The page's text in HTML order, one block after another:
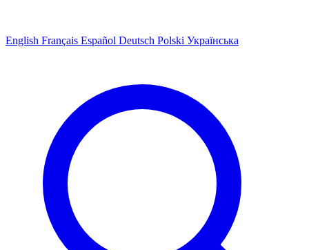
English Français Español Deutsch Polski Українська